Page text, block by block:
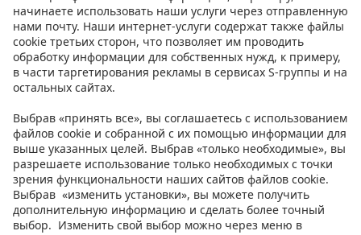
Инструкции
Условия
Prisma Konto
Язык:ETENRU